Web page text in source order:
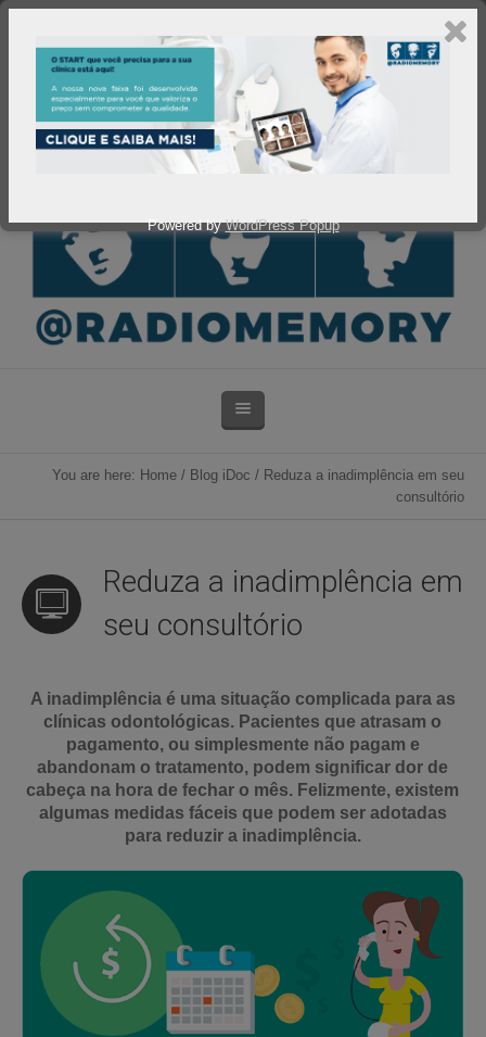
You are here: Home / Blog iDoc / Reduza a inadimplência em seu
consultório
Reduza a inadimplência em
seu consultório
A inadimplência é uma situação complicada para as
clínicas odontológicas. Pacientes que atrasam o
pagamento, ou simplesmente não pagam e
abandonam o tratamento, podem significar dor de
cabeça na hora de fechar o mês. Felizmente, existem
algumas medidas fáceis que podem ser adotadas
para reduzir a inadimplência.
Powered byWordPress Popup